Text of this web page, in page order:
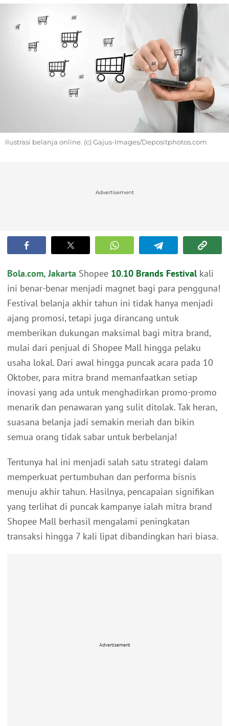
Ilustrasi belanja online. (c) Gajus-Images/Depositphotos.com
Advertisement
Bola.com, Jakarta Shopee 10.10 Brands Festivalkali
ini benar-benar menjadi magnet bagi para pengguna!
Festival belanja akhir tahun ini tidak hanya menjadi
ajang promosi, tetapi juga dirancang untuk
memberikan dukungan maksimal bagi mitra brand,
mulai dari penjual di Shopee Mall hingga pelaku
usaha lokal. Dari awal hingga puncak acara pada 10
Oktober, para mitra brand memanfaatkan setiap
inovasi yang ada untuk menghadirkan promo-promo
menarik dan penawaran yang sulit ditolak. Tak heran,
suasana belanja jadi semakin meriah dan bikin
semua orang tidak sabar untuk berbelanja!
Tentunya hal ini menjadi salah satu strategi dalam
memperkuat pertumbuhan dan performa bisnis
menuju akhir tahun. Hasilnya, pencapaian signifikan
yang terlihat di puncak kampanye ialah mitra brand
Shopee Mall berhasil mengalami peningkatan
transaksi hingga 7 kali lipat dibandingkan hari biasa.
Advertisement